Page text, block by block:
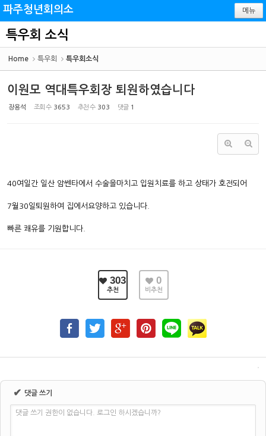
파주청년회의소 메뉴
특우회 소식
Home 특우회 특우회소식
이원모 역대특우회장 퇴원하였습니다
장용석 조회 수 3653 추천 수 303 댓글 1
40여일간 일산 암쎈타에서 수술을마치고 입원치료를 하고 상태가 호전되어
7월30일퇴원하여 집에서요양하고 있습니다.
빠른 쾌유를 기원합니다.
303
추천
0
비추천
✔ 댓글 쓰기
댓글 쓰기 권한이 없습니다. 로그인 하시겠습니까?